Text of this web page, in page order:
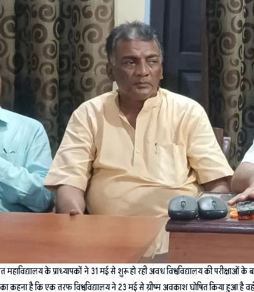
के प्राध्यापकों ने 31 मई से शुरू हो रही अवध विश्वविद्यालय की परीक्षाओं
कहना है कि एक तरफ विश्वविद्यालय ने 23 मई से ग्रीष्म अवकाश घोषित किया हुआ है